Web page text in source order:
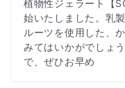
植物性ジェラート【
始いたしました。乳
ルーツを使用した、
みてはいかがでしょ
で、ぜひお早め